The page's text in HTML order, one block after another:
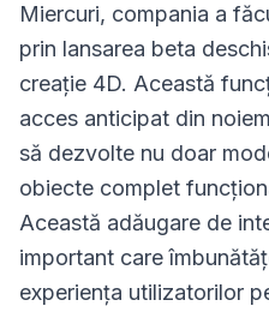
Miercuri, compania a
prin lansarea beta
creație 4D. Această
acces anticipat din
să dezvolte nu doar
obiecte complet
Această adăugare de
important care
experiența utilizatorilor